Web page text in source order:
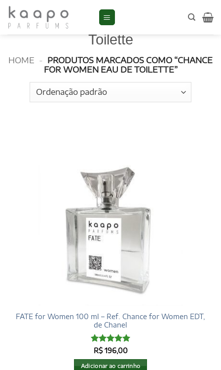
Skip
contentChance for Women Eau de
Toilette
HOME - PRODUTOS MARCADOS COMO “CHANCE
FOR WOMEN EAU DE TOILETTE”
FATE for Women 100 ml – Ref. Chance for Women EDT,
de Chanel
Avaliação5
de 5
R$196,00
Adicionar ao carrinho